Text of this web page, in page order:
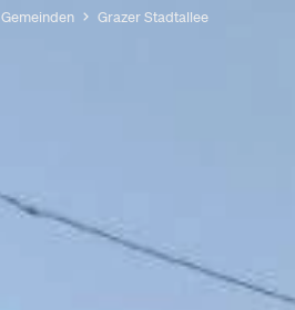
Gemeinden Grazer Stadtallee